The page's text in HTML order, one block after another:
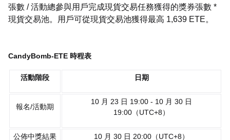
張數 / 活動總參與用戶完成現貨交易任務獲得的獎券張數 *
現貨交易池。用戶可從現貨交易池獲得最高 1,639 ETE。
CandyBomb-ETE 時程表
活動階段 日期
報名/活動期
10 月 23 日 19:00 - 10 月 30 日
19:00（UTC+8）
公佈中獎結果 10 月 30 日 20:00（UTC+8）